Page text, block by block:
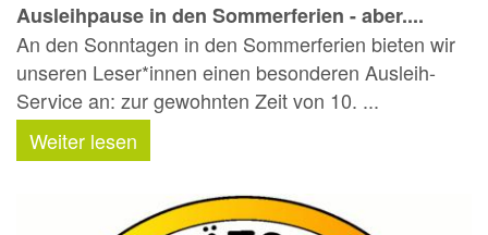
Ausleihpause in den Sommerferien - aber....
An den Sonntagen in den Sommerferien bieten wir
unseren Leser*innen einen besonderen Ausleih-
Service an: zur gewohnten Zeit von 10. ...
Weiter lesen